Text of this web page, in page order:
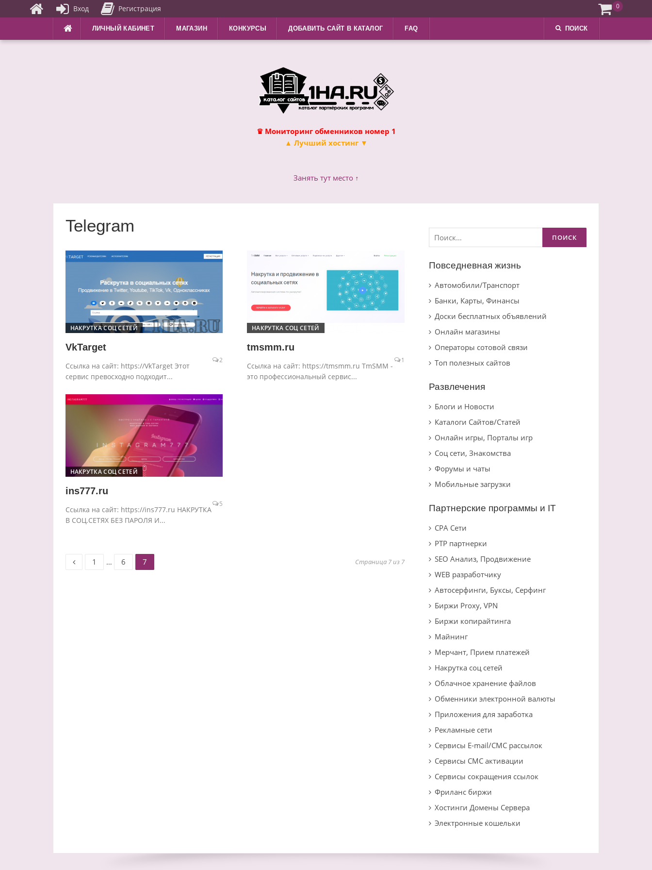
ЛИЧНЫЙ КАБИНЕТ МАГАЗИН КОНКУРСЫ ДОБАВИТЬ САЙТ В КАТАЛОГ FAQ ПОИСК
♛ Мониторинг обменников номер 1
▲ Лучший хостинг ▼
Занять тут место ↑
Telegram
НАКРУТКА СОЦ СЕТЕЙ
VkTarget
2
Ссылка на сайт: https://VkTarget Этот
сервис превосходно подходит...
НАКРУТКА СОЦ СЕТЕЙ
tmsmm.ru
1
Ссылка на сайт: https://tmsmm.ru TmSMM -
это профессиональный сервис...
НАКРУТКА СОЦ СЕТЕЙ
ins777.ru
5
Ссылка на сайт: https://ins777.ru НАКРУТКА
В СОЦ.СЕТЯХ БЕЗ ПАРОЛЯ И...
Пагинация
1 … Старница
6 Старница
7 Страница 7 из 7
Найти:
Повседневная жизнь
Автомобили/Транспорт
Банки, Карты, Финансы
Доски бесплатных объявлений
Онлайн магазины
Операторы сотовой связи
Топ полезных сайтов
Развлечения
Блоги и Новости
Каталоги Сайтов/Статей
Онлайн игры, Порталы игр
Соц сети, Знакомства
Форумы и чаты
Мобильные загрузки
Партнерские программы и IT
CPA Сети
PTP партнерки
SEO Анализ, Продвижение
WEB разработчику
Автосерфинги, Буксы, Серфинг
Биржи Proxy, VPN
Биржи копирайтинга
Майнинг
Мерчант, Прием платежей
Накрутка соц сетей
Облачное хранение файлов
Обменники электронной валюты
Приложения для заработка
Рекламные сети
Сервисы E-mail/СМС рассылок
Сервисы СМС активации
Сервисы сокращения ссылок
Фриланс биржи
Хостинги Домены Сервера
Электронные кошельки
Вход Регистрация 0